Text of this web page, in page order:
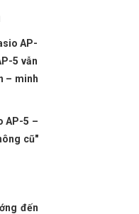
AP-
5 vẫn
– minh
AP-5 –
cũ"
đến